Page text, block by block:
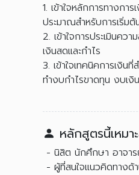
1. เข้าใจหลักการทางกา
ประมาณสำหรับการเริ่มต้
2. เข้าใจการประเมินคว
เงินสดและกำไร
3. เข้าใจเทคนิคการเงิ
ทำงบกำไรขาดทุน งบเงิ
หลักสูตรนี้เหมา
- นิสิต นักศึกษา อาจาร
- ผู้ที่สนใจแนวคิดทางด้